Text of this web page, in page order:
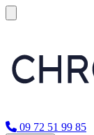
09 72 51 99 85